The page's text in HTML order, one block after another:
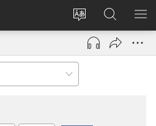
Hlawula
ririmi
Nghena
(opens
window)
Secha
JW.ORG